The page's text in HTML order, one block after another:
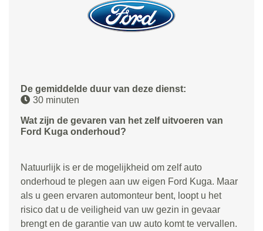
De gemiddelde duur van deze dienst:
30 minuten
Wat zijn de gevaren van het zelf uitvoeren van
Ford Kuga onderhoud?
Natuurlijk is er de mogelijkheid om zelf auto
onderhoud te plegen aan uw eigen Ford Kuga. Maar
als u geen ervaren automonteur bent, loopt u het
risico dat u de veiligheid van uw gezin in gevaar
brengt en de garantie van uw auto komt te vervallen.